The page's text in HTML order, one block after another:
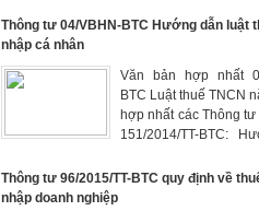
số nội dung của
12/02/2015
Thông tư 04/VBHN-BTC Hướng dẫn luật
nhập cá nhân
Văn bản hợp nhất
BTC Luật thuế TNCN
hợp nhất các Thông tư
151/2014/TT-BTC:
nhân
Thông tư 96/2015/TT-BTC quy định về
nhập doanh nghiệp